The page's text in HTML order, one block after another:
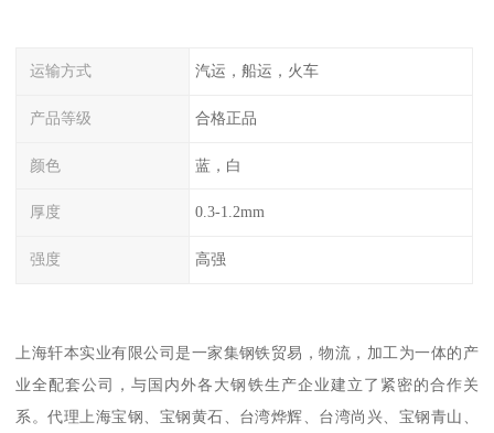
运输方式 汽运，船运，火车
产品等级 合格正品
颜色 蓝，白
厚度 0.3-1.2mm
强度 高强
上海轩本实业有限公司是一家集钢铁贸易，物流，加工为一体的产
业全配套公司，与国内外各大钢铁生产企业建立了紧密的合作关
系。代理上海宝钢、宝钢黄石、台湾烨辉、台湾尚兴、宝钢青山、